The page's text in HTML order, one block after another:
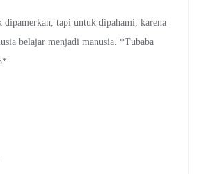
dipamerkan, tapi untuk dipahami, karena
belajar menjadi manusia. *Tubaba